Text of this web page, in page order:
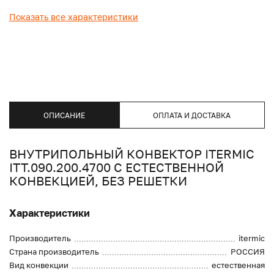
Показать все характеристики
ОПИСАНИЕ ОПЛАТА И ДОСТАВКА
ВНУТРИПОЛЬНЫЙ КОНВЕКТОР ITERMIC
ITT.090.200.4700 С ЕСТЕСТВЕННОЙ
КОНВЕКЦИЕЙ, БЕЗ РЕШЕТКИ
Характеристики
Производитель
itermic
Страна производитель
РОССИЯ
Вид конвекции
естественная